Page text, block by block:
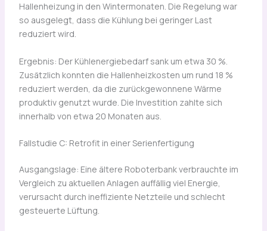
Hallenheizung in den Wintermonaten. Die Regelung war
so ausgelegt, dass die Kühlung bei geringer Last
reduziert wird.
Ergebnis: Der Kühlenergiebedarf sank um etwa 30 %.
Zusätzlich konnten die Hallenheizkosten um rund 18 %
reduziert werden, da die zurückgewonnene Wärme
produktiv genutzt wurde. Die Investition zahlte sich
innerhalb von etwa 20 Monaten aus.
Fallstudie C: Retrofit in einer Serienfertigung
Ausgangslage: Eine ältere Roboterbank verbrauchte im
Vergleich zu aktuellen Anlagen auffällig viel Energie,
verursacht durch ineffiziente Netzteile und schlecht
gesteuerte Lüftung.